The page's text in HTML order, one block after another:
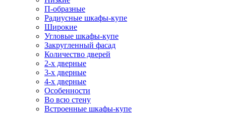
П-образные
Радиусные шкафы-купе
Широкие
Угловые шкафы-купе
Закругленный фасад
Количество дверей
2-х дверные
3-х дверные
4-х дверные
Особенности
Во всю стену
Встроенные шкафы-купе